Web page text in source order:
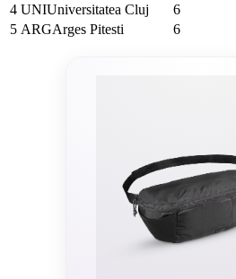
4 UNIUniversitatea Cluj
6
5 ARGArges Pitesti 6